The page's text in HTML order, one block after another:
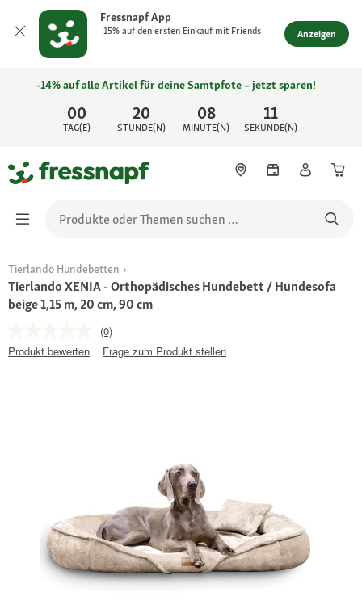
Fressnapf App
-15% auf den ersten Einkauf mit Friends Anzeigen
00
TAG(E)
20
STUNDE(N)
08
MINUTE(N)
11
SEKUNDE(N)
-14% auf alle Artikel für deine Samtpfote – jetztsparen!
Tierlando Hundebetten
Tierlando XENIA - Orthopädisches Hundebett / Hundesofa
beige 1,15 m, 20 cm, 90 cm
(0)
Produkt bewerten
Frage zum Produkt stellen